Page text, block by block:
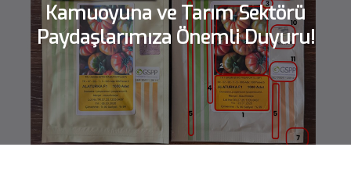
Kamuoyuna ve Tarım Sektörü
Paydaşlarımıza Önemli Duyuru!